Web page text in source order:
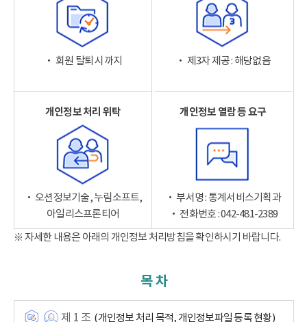
‧ 회원 탈퇴 시까지 ‧ 제3자 제공 : 해당없음
개인정보 처리 위탁
‧ 오션정보기술, 누림소프트,
아일리스프론티어
개인정보 열람 등 요구
‧ 부서명 : 통계서비스기획과
‧ 전화번호 : 042-481-2389
※ 자세한 내용은 아래의 개인정보 처리방침을 확인하시기 바랍니다.
목 차
제 1 조 (개인정보 처리 목적, 개인정보파일 등록 현황)